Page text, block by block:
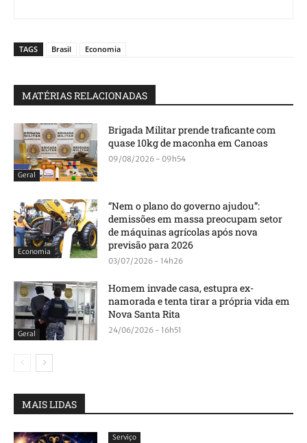
TAGS Brasil Economia
MATÉRIAS RELACIONADAS
Geral
Brigada Militar prende traficante com
quase 10kg de maconha em Canoas
09/08/2026 - 09h54
Economia
“Nem o plano do governo ajudou”:
demissões em massa preocupam setor
de máquinas agrícolas após nova
previsão para 2026
03/07/2026 - 14h26
Geral
Homem invade casa, estupra ex-
namorada e tenta tirar a própria vida em
Nova Santa Rita
24/06/2026 - 16h51
MAIS LIDAS
Serviço